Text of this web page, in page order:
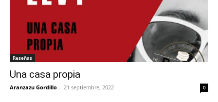
Reseñas
Una casa propia
Aranzazu Gordillo - 21 septiembre, 2022 0